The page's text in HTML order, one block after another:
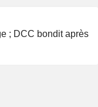
; DCC bondit après